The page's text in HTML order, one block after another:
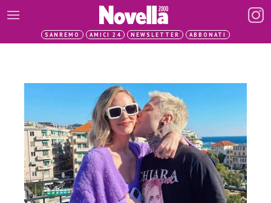
SANREMO AMICI 24 NEWSLETTER ABBONATI